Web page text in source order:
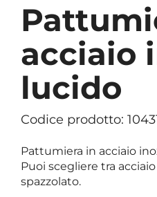
acciaio
lucido
Codice prodotto:
Pattumiera in acciaio
Puoi scegliere tra
spazzolato.